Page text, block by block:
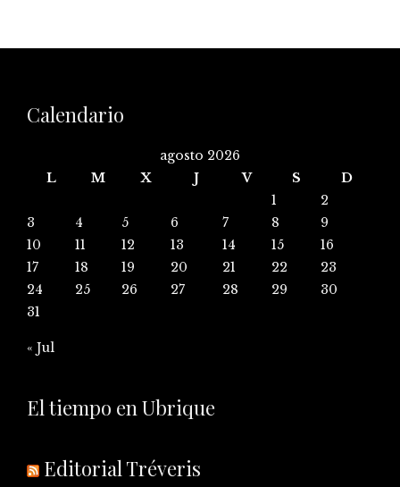
Calendario
agosto 2026
L
M X J V S
D
1
2
3
4 5 6 7 8
9
10
11 12 13 14 15
16
17
18 19 20 21 22
23
24
25 26 27 28 29
30
31
« Jul
El tiempo en Ubrique
Editorial Tréveris